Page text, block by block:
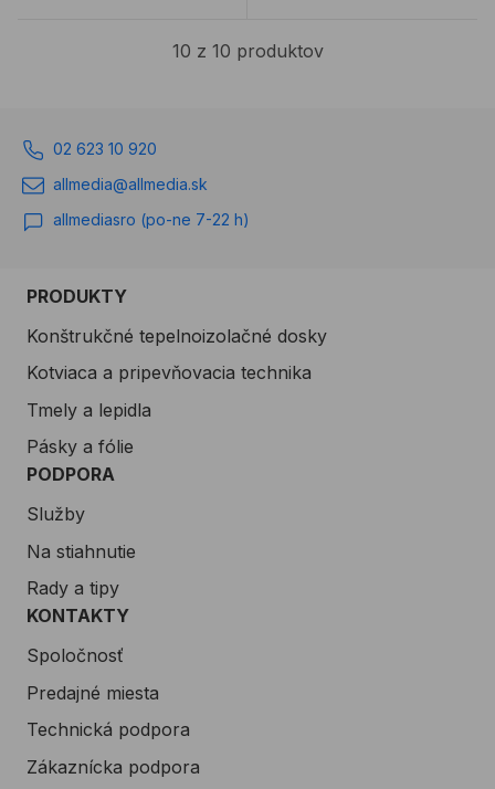
10 z 10 produktov
02 623 10 920
allmedia@allmedia.sk
allmediasro (po-ne 7-22 h)
PRODUKTY
Konštrukčné tepelnoizolačné dosky
Kotviaca a pripevňovacia technika
Tmely a lepidla
Pásky a fólie
PODPORA
Služby
Na stiahnutie
Rady a tipy
KONTAKTY
Spoločnosť
Predajné miesta
Technická podpora
Zákaznícka podpora